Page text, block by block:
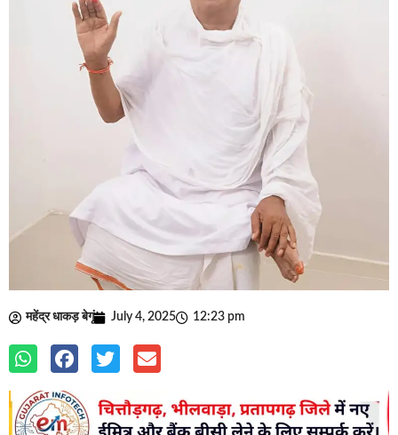
महेंद्र धाकड़ बेगूं July 4, 2025 12:23 pm